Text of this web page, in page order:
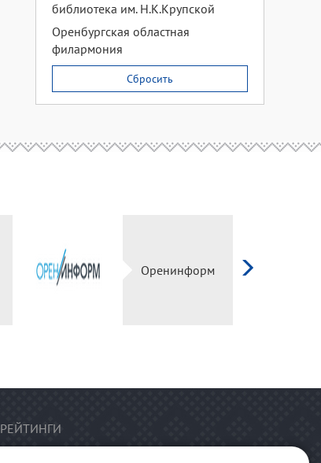
библиотека им. Н.К.Крупской
Оренбургская областная
филармония
Сбросить
Оренинформ
РЕЙТИНГИ